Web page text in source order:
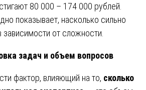
80 000 – 174 000 рублей.
показывает, насколько сильно
зависимости от сложности.
задач и объем вопросов
фактор, влияющий на то, сколько